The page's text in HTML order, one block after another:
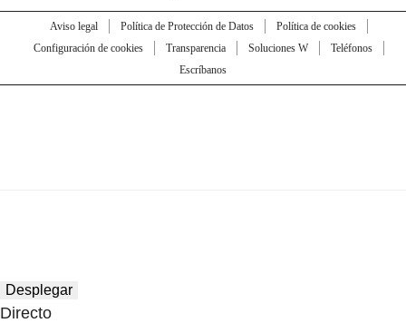
Aviso legal Política de Protección de Datos
Política de cookies
Configuración de cookies
Transparencia Soluciones W
Teléfonos
Escríbanos
Desplegar
Directo